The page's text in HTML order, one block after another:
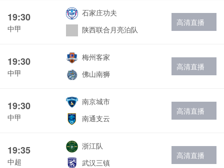
19:30
中甲
石家庄功夫
陕西联合月亮泊队
高清直播
19:30
中甲
梅州客家
佛山南狮
高清直播
19:30
中甲
南京城市
南通支云
高清直播
19:35
中超
浙江队
武汉三镇
高清直播